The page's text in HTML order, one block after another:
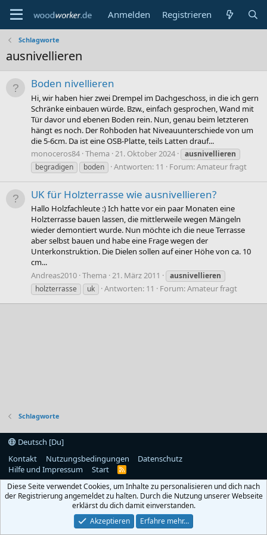
Anmelden Registrieren
Schlagworte
ausnivellieren
Boden nivellieren
Hi, wir haben hier zwei Drempel im Dachgeschoss, in die ich gern
Schränke einbauen würde. Bzw., einfach gesprochen, Wand mit
Tür davor und ebenen Boden rein. Nun, genau beim letzteren
hängt es noch. Der Rohboden hat Niveauunterschiede von um
die 5-6cm. Da ist eine OSB-Platte, teils Latten drauf...
monoceros84 Thema 21. Oktober 2024
ausnivellieren
begradigen
boden Antworten: 11 Forum:Amateur fragt
UK für Holzterrasse wie ausnivellieren?
Hallo Holzfachleute :) Ich hatte vor ein paar Monaten eine
Holzterrasse bauen lassen, die mittlerweile wegen Mängeln
wieder demontiert wurde. Nun möchte ich die neue Terrasse
aber selbst bauen und habe eine Frage wegen der
Unterkonstruktion. Die Dielen sollen auf einer Höhe von ca. 10
cm...
Andreas2010 Thema 21. März 2011
ausnivellieren
holzterrasse
uk Antworten: 11 Forum:Amateur fragt
Schlagworte
Deutsch [Du]
Kontakt
Nutzungsbedingungen
Datenschutz
Hilfe und Impressum
Start
R
S
Diese Seite verwendet Cookies, um Inhalte zu personalisieren und dich nach
der Registrierung angemeldet zu halten. Durch die Nutzung unserer Webseite
erklärst du dich damit einverstanden.
Akzeptieren
Erfahre mehr…